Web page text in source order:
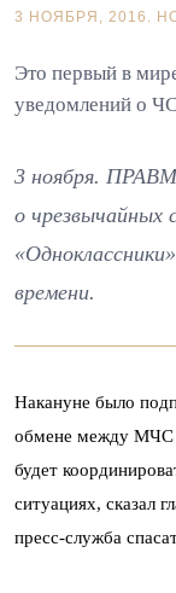
3 НОЯБРЯ, 2016.
Это первый в
уведомлений о
3 ноября.
о чрезвычайных
времени.
Накануне было
обмене между МЧС
будет
ситуациях, сказал
пресс-служба